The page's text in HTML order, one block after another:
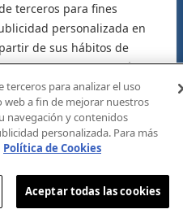
terceros para fines
personalizada en
de sus hábitos de
visitadas). Para más
de cookies. Puede
el botón "Aceptar" o
pulsando el botón
Aceptar
DE USO
terceros para analizar el uso
web a fin de mejorar nuestros
navegación y contenidos
personalizada. Para más
Política de Cookies
Aceptar todas las cookies